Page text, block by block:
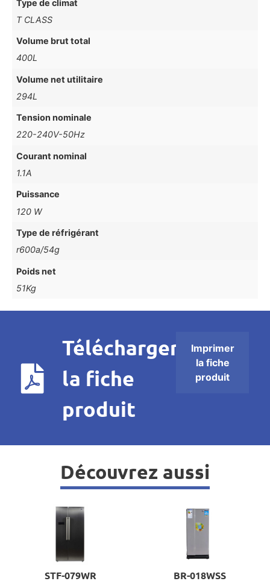
Type de climat
T CLASS
Volume brut total
400L
Volume net utilitaire
294L
Tension nominale
220-240V-50Hz
Courant nominal
1.1A
Puissance
120 W
Type de réfrigérant
r600a/54g
Poids net
51Kg
Télécharger
la fiche
produit
Imprimer
la fiche
produit
Découvrez aussi
STF-079WR BR-018WSS